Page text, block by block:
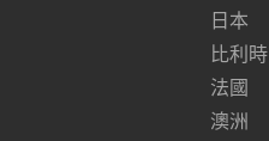
日本
比利時
法國
澳洲